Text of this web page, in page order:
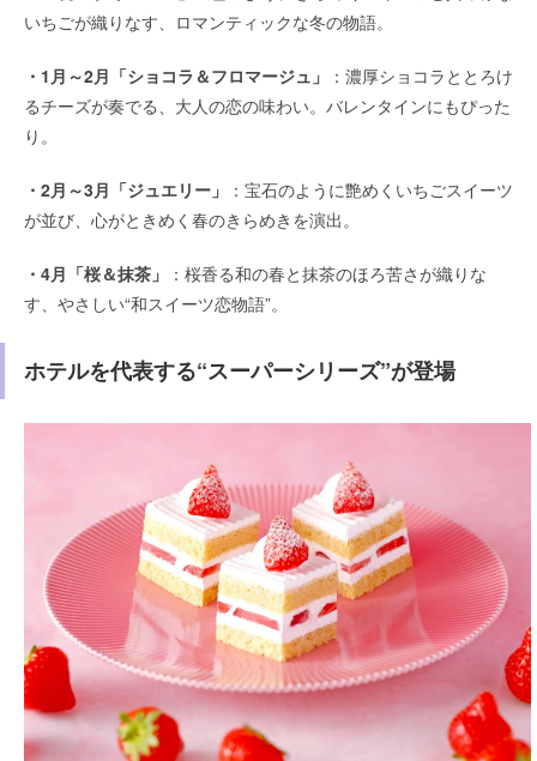
いちごが織りなす、ロマンティックな冬の物語。
・1月～2月「ショコラ＆フロマージュ」
：濃厚ショコラととろけ
るチーズが奏でる、大人の恋の味わい。バレンタインにもぴった
り。
・2月～3月「ジュエリー」
：宝石のように艶めくいちごスイーツ
が並び、心がときめく春のきらめきを演出。
・4月「桜＆抹茶」
：桜香る和の春と抹茶のほろ苦さが織りな
す、やさしい“和スイーツ恋物語”。
ホテルを代表する“スーパーシリーズ”が登場